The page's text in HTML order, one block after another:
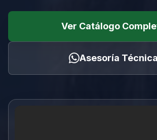
Ver Catálogo
Asesoría Técnica